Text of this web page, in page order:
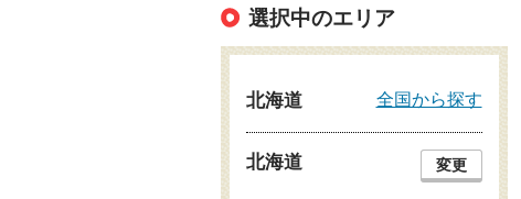
選択中のエリア
北海道 全国から探す
北海道 変更